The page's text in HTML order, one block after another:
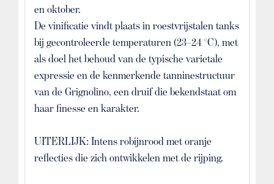
en oktober.
De vinificatie vindt plaats in roestvrijstalen tanks
bij gecontroleerde temperaturen (23–24 °C), met
als doel het behoud van de typische varietale
expressie en de kenmerkende tanninestructuur
van de Grignolino, een druif die bekendstaat om
haar finesse en karakter.
UITERLIJK: Intens robijnrood met oranje
reflecties die zich ontwikkelen met de rijping.